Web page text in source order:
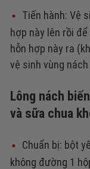
Tiến hành: Vệ
hợp này lên rồi
hỗn hợp này ra
vệ sinh vùng
Lông nách
và sữa chua
Chuẩn bị: bột
không đường 1